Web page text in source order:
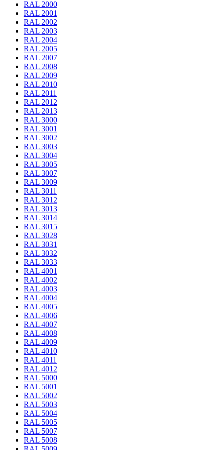
RAL 2000
RAL 2001
RAL 2002
RAL 2003
RAL 2004
RAL 2005
RAL 2007
RAL 2008
RAL 2009
RAL 2010
RAL 2011
RAL 2012
RAL 2013
RAL 3000
RAL 3001
RAL 3002
RAL 3003
RAL 3004
RAL 3005
RAL 3007
RAL 3009
RAL 3011
RAL 3012
RAL 3013
RAL 3014
RAL 3015
RAL 3028
RAL 3031
RAL 3032
RAL 3033
RAL 4001
RAL 4002
RAL 4003
RAL 4004
RAL 4005
RAL 4006
RAL 4007
RAL 4008
RAL 4009
RAL 4010
RAL 4011
RAL 4012
RAL 5000
RAL 5001
RAL 5002
RAL 5003
RAL 5004
RAL 5005
RAL 5007
RAL 5008